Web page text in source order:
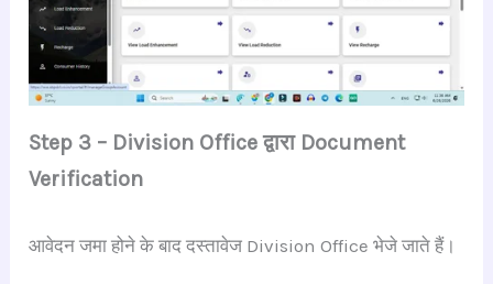
Step 3 – Division Office द्वारा Document
Verification
आवेदन जमा होने के बाद दस्तावेज Division Office भेजे जाते हैं।